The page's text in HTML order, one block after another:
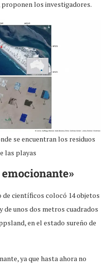
los investigadores.
se encuentran los residuos
las playas
de científicos colocó 14 objetos
unos dos metros cuadrados
en el estado sureño de
ya que hasta ahora no